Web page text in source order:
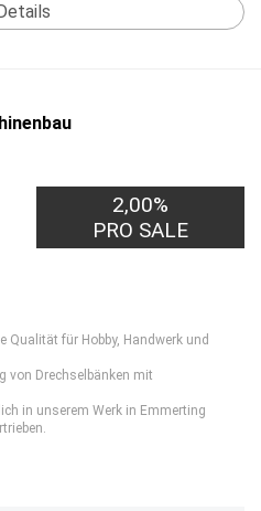
2,00%
PRO SALE
Qualität für Hobby, Handwerk und
von Drechselbänken mit
in unserem Werk in Emmerting